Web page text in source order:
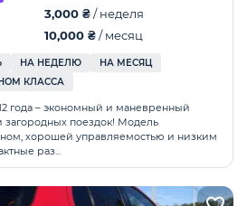
3,000 ₴/ неделя
10,000 ₴/ месяц
НА НЕДЕЛЮ
НА МЕСЯЦ
КЛАССА
года – экономный и маневренный
загородных поездок! Модель
хорошей управляемостью и низким
раз...